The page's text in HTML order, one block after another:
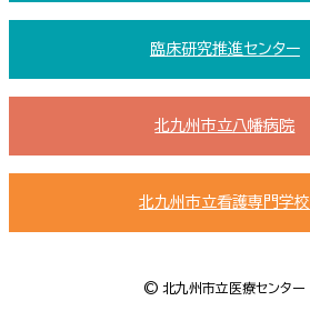
臨床研究推進センター
北九州市立八幡病院
北九州市立看護専門学校
© 北九州市立医療センター